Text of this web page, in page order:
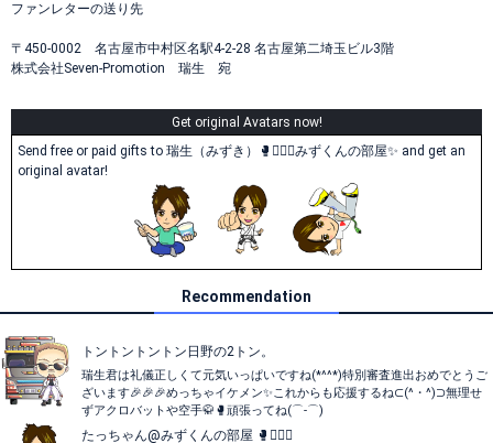
ファンレターの送り先
〒450-0002 名古屋市中村区名駅4-2-28 名古屋第二埼玉ビル3階
株式会社Seven-Promotion 瑞生 宛
Get original Avatars now!
Send free or paid gifts to 瑞生（みずき）🥊🤸‍♂️✨みずくんの部屋✨ and get an
original avatar!
Recommendation
トントントントン日野の2トン。
瑞生君は礼儀正しくて元気いっぱいですね(*^^*)特別審査進出おめでとうご
ざいます🎉🎉🎉めっちゃイケメン✨これからも応援するね⊂(^・^)⊃無理せ
ずアクロバットや空手🥋🥊頑張ってね(⌒-⌒)
たっちゃん@みずくんの部屋 🥊🤸‍♂️✨